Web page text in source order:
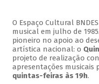
O Espaço Cultural
musical em julho de
pioneiro no apoio ao
artística nacional: o
projeto de realização
apresentações musicais
quintas-feiras às 19h.